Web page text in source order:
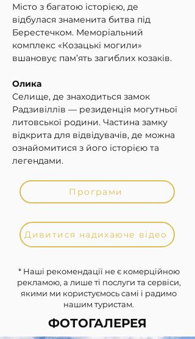
Місто з багатою історією, де
відбулася знаменита битва під
Берестечком. Меморіальний
комплекс «Козацькі могили»
вшановує пам’ять загиблих козаків.
Олика
Селище, де знаходиться замок
Радзивіллів — резиденція могутньої
литовської родини. Частина замку
відкрита для відвідувачів, де можна
ознайомитися з його історією та
легендами.
Програми
Дивитися надихаюче відео
* Наші рекомендації не є комерційною
рекламою, а лише ті послуги та сервіси,
якими ми користуємось самі і радимо
нашим туристам.
ФОТОГАЛЕРЕЯ